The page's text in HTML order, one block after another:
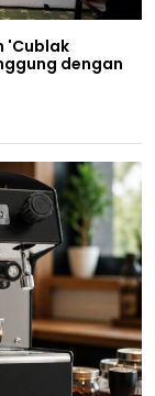
'Cublak
dengan